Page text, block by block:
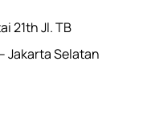
21th Jl. TB
Jakarta Selatan